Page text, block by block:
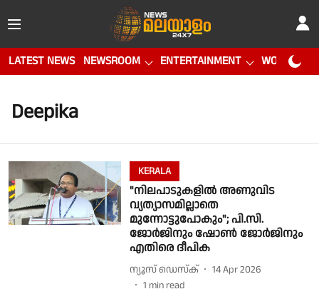
LATEST NEWS NEWSROOM ENTERTAINMENT WORLD CUP
Deepika
KERALA
"നിലപാടുകളിൽ അണുവിട
വ്യത്യാസമില്ലാതെ
മുന്നോട്ടുപോകും"; പി.സി.
ജോർജിനും ഷോൺ ജോർജിനും
എതിരെ ദീപിക
ന്യൂസ് ഡെസ്ക്
14 Apr 2026
1 min read